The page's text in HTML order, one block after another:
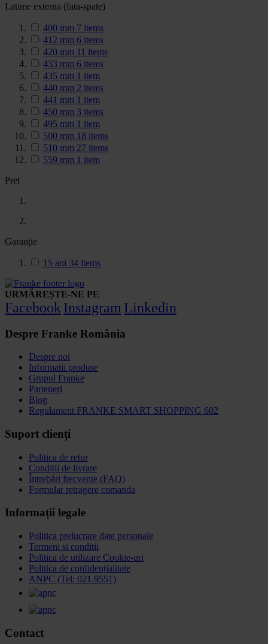
Latime externa (fata-spate)
400 mm 7 items
412 mm 6 items
420 mm 11 items
433 mm 6 items
435 mm 1 item
440 mm 2 items
441 mm 1 item
450 mm 3 items
495 mm 1 item
500 mm 18 items
510 mm 27 items
559 mm 1 item
Pret
Garanție
15 ani 34 items
URMĂREȘTE-NE PE
Facebook Instagram Linkedin
Despre Franke România
Despre noi
Informatii produse
Grupul Franke
Parteneri
Blog
Regulament FRANKE SMART SHOPPING 602
Suport clienți
Politica de retur
Condiții de livrare
Întrebări frecvente (FAQ)
Formular retragere comanda
Informații legale
Politica prelucrare date personale
Termeni si conditii
Politica de utilizare Cookie-uri
Politica de confidențialitate
ANPC (Tel: 021.9551)
Contact